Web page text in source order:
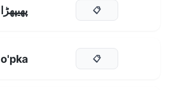
پھیپھڑا 📋
o'pka 📋